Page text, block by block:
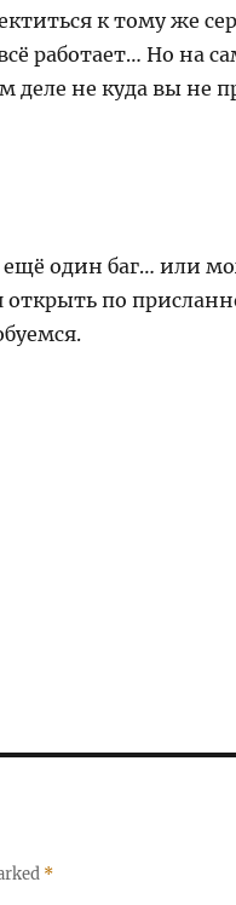
к тому же
работает… Но на
деле не куда вы не
один баг… или
по
*